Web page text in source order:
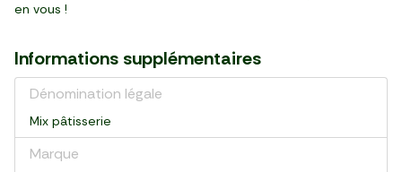
en vous !
Informations supplémentaires
Dénomination légale
Mix pâtisserie
Marque